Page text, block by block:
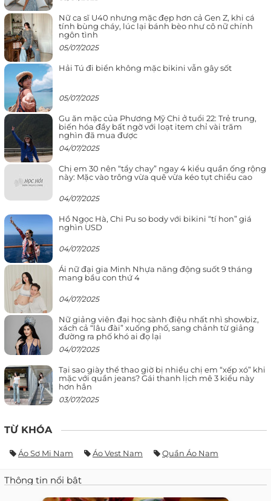
Nữ ca sĩ U40 nhưng mặc đẹp hơn cả Gen Z, khi cá
tính bùng cháy, lúc lại bánh bèo như cô nữ chính
ngôn tình
05/07/2025
Hải Tú đi biển không mặc bikini vẫn gây sốt
05/07/2025
Gu ăn mặc của Phương Mỹ Chi ở tuổi 22: Trẻ trung,
biến hóa đầy bất ngờ với loạt item chỉ vài trăm
nghìn đã mua được
04/07/2025
Chị em 30 nên “tẩy chay” ngay 4 kiểu quần ống rộng
này: Mặc vào trông vừa quê vừa kéo tụt chiều cao
04/07/2025
Hồ Ngọc Hà, Chi Pu so body với bikini “tí hon” giá
nghìn USD
04/07/2025
Ái nữ đại gia Minh Nhựa năng động suốt 9 tháng
mang bầu con thứ 4
04/07/2025
Nữ giảng viên đại học sành điệu nhất nhì showbiz,
xách cả “lâu đài” xuống phố, sang chảnh từ giảng
đường ra phố khó ai đọ lại
04/07/2025
Tại sao giày thể thao giờ bị nhiều chị em “xếp xó” khi
mặc với quần jeans? Gái thanh lịch mê 3 kiểu này
hơn hẳn
03/07/2025
TỪ KHÓA
Áo Sơ Mi Nam Áo Vest Nam Quần Áo Nam
Thông tin nổi bật